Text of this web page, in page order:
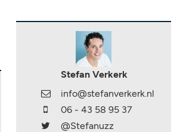
Stefan Verkerk
info@stefanverkerk.nl
06 - 43 58 95 37
@Stefanuzz